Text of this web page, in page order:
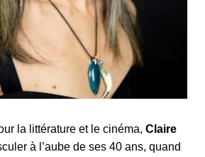
la littérature et le cinéma, Claire
à l’aube de ses 40 ans, quand